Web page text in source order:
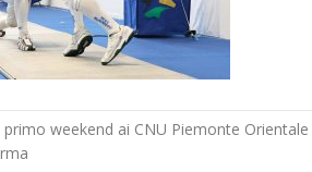
weekend ai CNU Piemonte